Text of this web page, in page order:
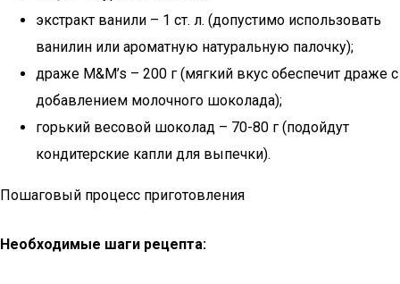
экстракт ванили – 1 ст. л. (допустимо использовать
ванилин или ароматную натуральную палочку);
драже M&M’s – 200 г (мягкий вкус обеспечит драже с
добавлением молочного шоколада);
горький весовой шоколад – 70-80 г (подойдут
кондитерские капли для выпечки).
Пошаговый процесс приготовления
Необходимые шаги рецепта: